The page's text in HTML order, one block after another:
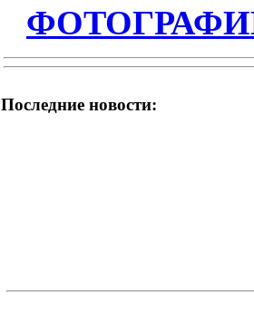
Последние новости: